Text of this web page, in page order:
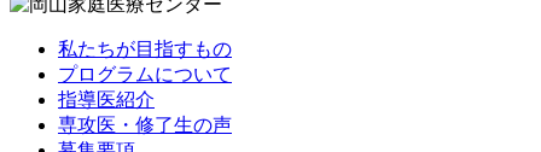
私たちが目指すもの
プログラムについて
指導医紹介
専攻医・修了生の声